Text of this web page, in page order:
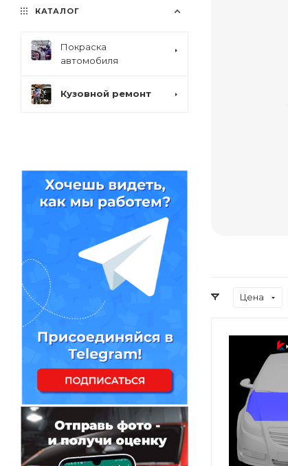
Цена
КАТАЛОГ
Покраска
автомобиля
Кузовной ремонт